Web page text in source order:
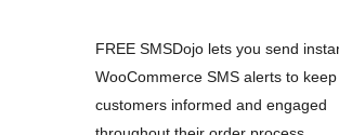
FREE SMSDojo lets you send
WooCommerce SMS alerts to keep
customers informed and engaged